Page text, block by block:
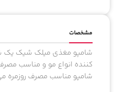
مشخصات
شامپو مغذی میلک شیک یک
کننده انواع مو و مناسب
شامپو مناسب مصرف روزمره